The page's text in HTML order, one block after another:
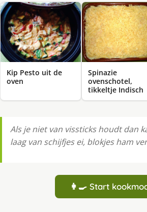
Kip Pesto uit de
oven
Spinazie
ovenschotel,
tikkeltje Indisch
Als je niet van vissticks houdt dan
laag van schijfjes ei, blokjes ham
👩‍🍳 Start